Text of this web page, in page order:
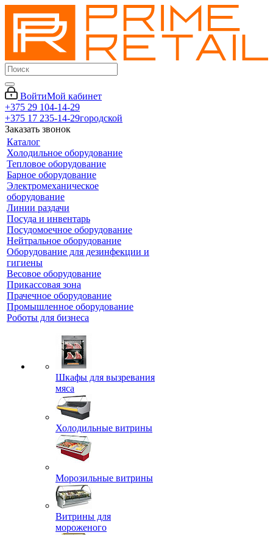
ВойтиМой кабинет
+375 29 104-14-29
+375 17 235-14-29городской
Заказать звонок
Каталог
Холодильное оборудование
Тепловое оборудование
Барное оборудование
Электромеханическое
оборудование
Линии раздачи
Посуда и инвентарь
Посудомоечное оборудование
Нейтральное оборудование
Оборудование для дезинфекции и
гигиены
Весовое оборудование
Прикассовая зона
Прачечное оборудование
Промышленное оборудование
Роботы для бизнеса
Шкафы для вызревания
мяса
Холодильные витрины
Морозильные витрины
Витрины для
мороженого